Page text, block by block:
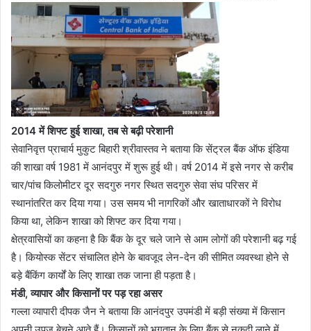
2014 में शिफ्ट हुई शाखा, तब से बढ़ी परेशानी
सेवानिवृत्त प्राचार्य मुकुट बिहारी श्रीवास्तव ने बताया कि सेंट्रल बैंक ऑफ इंडिया
की शाखा वर्ष 1981 में आनंदपुर में शुरू हुई थी। वर्ष 2014 में इसे नगर से करीब
चार/पांच किलोमीटर दूर सदगुरु नगर स्थित सदगुरु सेवा संघ परिसर में
स्थानांतरित कर दिया गया। उस समय भी नागरिकों और खाताधारकों ने विरोध
किया था, लेकिन शाखा को शिफ्ट कर दिया गया।
क्षेत्रवासियों का कहना है कि बैंक के दूर चले जाने से आम लोगों की परेशानी बढ़ गई
है। कियोस्क सेंटर संचालित होने के बावजूद लेन-देन की सीमित व्यवस्था होने से
बड़े बैंकिंग कार्यों के लिए शाखा तक जाना ही पड़ता है।
मंडी, व्यापार और किसानों पर पड़ रहा असर
गल्ला व्यापारी दीपक जैन ने बताया कि आनंदपुर उपमंडी में बड़ी संख्या में किसान